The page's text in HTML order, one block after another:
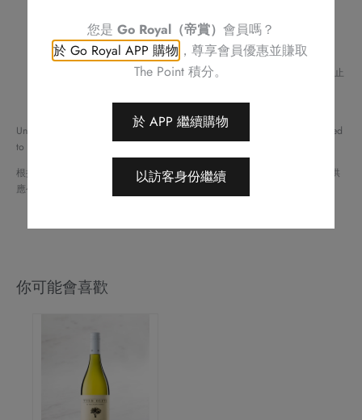
訂單詳情將會透過電話或電郵確認
訂單一經確認，不可更改、取消或退款
請務必檢查所填資料，以確保交易快捷及順利
Royal Delights by Royal Hotels 保留修改優惠條款及細則、更改或終止
如有任何爭議，Royal Delights by Royal Hotels 保留最終決定權
Under the law of Hong Kong, intoxicating liquor must not be sold or supplied
to a minor (under 18) in the course of business.
根據香港法律，不得在業務過程中，向未成年人（18 歲以下人士）售賣或供
應令人醺醉的酒類。
你可能會喜歡
您是 Go Royal（帝賞） 會員嗎？
於 Go Royal APP 購物 ，尊享會員優惠並賺取
The Point 積分。
於 APP 繼續購物
以訪客身份繼續